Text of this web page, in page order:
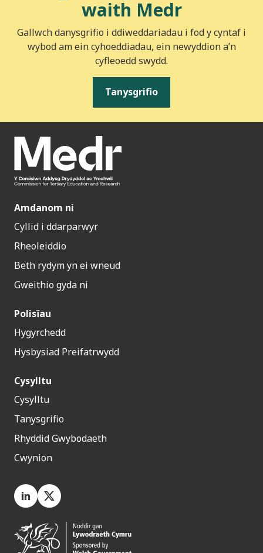
waith Medr
Gallwch danysgrifio i ddiweddariadau i fod y cyntaf i
wybod am ein cyhoeddiadau, ein newyddion a’n
cyfleoedd swydd.
Tanysgrifio
Amdanom ni
Cyllid i ddarparwyr
Rheoleiddio
Beth rydym yn ei wneud
Gweithio gyda ni
Polisïau
Hygyrchedd
Hysbysiad Preifatrwydd
Cysylltu
Cysylltu
Tanysgrifio
Rhyddid Gwybodaeth
Cwynion
LinkedIn
X.com